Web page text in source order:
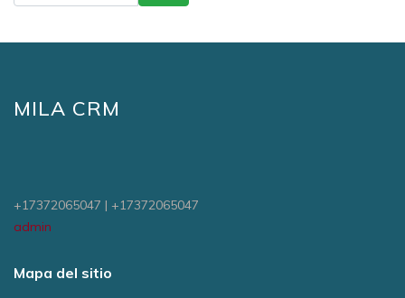
MILA CRM
+17372065047 | +17372065047
admin
Mapa del sitio